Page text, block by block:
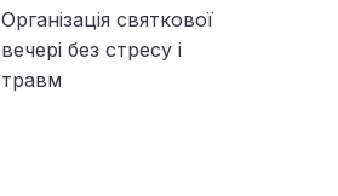
Організація святкової
вечері без стресу і
травм